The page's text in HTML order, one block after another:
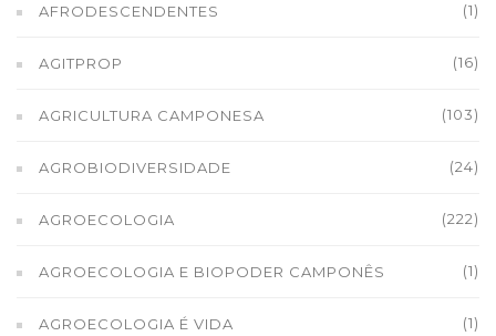
AFRODESCENDENTES (1)
AGITPROP (16)
AGRICULTURA CAMPONESA (103)
AGROBIODIVERSIDADE (24)
AGROECOLOGIA (222)
AGROECOLOGIA E BIOPODER CAMPONÊS (1)
AGROECOLOGIA É VIDA (1)